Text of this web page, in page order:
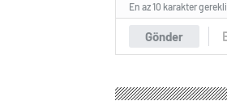
Gönder
En az 10 karakter gerekli